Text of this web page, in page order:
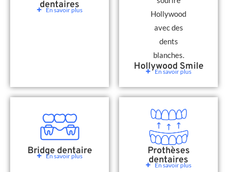
dentaires
En savoir plus
Hollywood Smile
En savoir plus
Bridge dentaire
En savoir plus Prothèses
dentaires
En savoir plus